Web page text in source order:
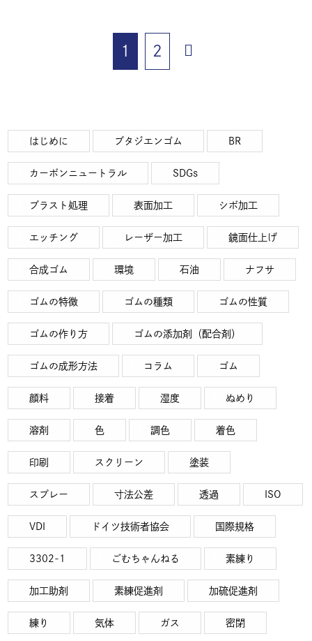
1 2
はじめに ブタジエンゴム BR
カーボンニュートラル SDGs
ブラスト処理 表面加工 シボ加工
エッチング レーザー加工 鏡面仕上げ
合成ゴム 環境 石油 ナフサ
ゴムの特徴 ゴムの種類 ゴムの性質
ゴムの作り方 ゴムの添加剤（配合剤）
ゴムの成形方法 コラム ゴム
顔料 接着 湿度 ぬめり
溶剤 色 調色 着色
印刷 スクリーン 塗装
スプレー 寸法公差 透過 ISO
VDI ドイツ技術者協会 国際規格
3302-1 ごむちゃんねる 素練り
加工助剤 素練促進剤 加硫促進剤
練り 気体 ガス 密閉